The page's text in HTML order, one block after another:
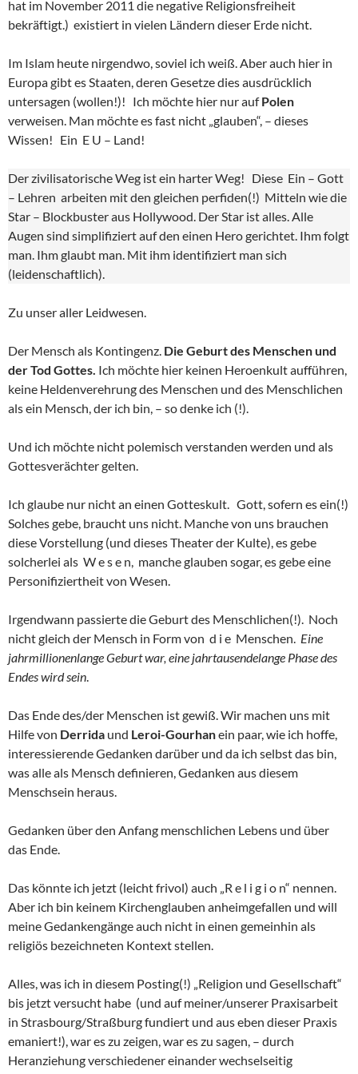
hat im November 2011 die negative Religionsfreiheit
bekräftigt.) existiert in vielen Ländern dieser Erde nicht.
Im Islam heute nirgendwo, soviel ich weiß. Aber auch hier in
Europa gibt es Staaten, deren Gesetze dies ausdrücklich
untersagen (wollen!)! Ich möchte hier nur aufPolen
verweisen. Man möchte es fast nicht „glauben“, – dieses
Wissen! Ein E U – Land!
Der zivilisatorische Weg ist ein harter Weg! Diese Ein – Gott
– Lehren arbeiten mit den gleichen perfiden(!) Mitteln wie die
Star – Blockbuster aus Hollywood. Der Star ist alles. Alle
Augen sind simplifiziert auf den einen Hero gerichtet. Ihm folgt
man. Ihm glaubt man. Mit ihm identifiziert man sich
(leidenschaftlich).
Zu unser aller Leidwesen.
Der Mensch als Kontingenz. Die Geburt des Menschen und
der Tod Gottes. Ich möchte hier keinen Heroenkult aufführen,
keine Heldenverehrung des Menschen und des Menschlichen
als ein Mensch, der ich bin, – so denke ich (!).
Und ich möchte nicht polemisch verstanden werden und als
Gottesverächter gelten.
Ich glaube nur nicht an einen Gotteskult. Gott, sofern es ein(!)
Solches gebe, braucht uns nicht. Manche von uns brauchen
diese Vorstellung (und dieses Theater der Kulte), es gebe
solcherlei als W e s e n, manche glauben sogar, es gebe eine
Personifiziertheit von Wesen.
Irgendwann passierte die Geburt des Menschlichen(!). Noch
nicht gleich der Mensch in Form von d i e Menschen. Eine
jahrmillionenlange Geburt war, eine jahrtausendelange Phase des
Endes wird sein.
Das Ende des/der Menschen ist gewiß. Wir machen uns mit
Hilfe von Derrida und Leroi-Gourhanein paar, wie ich hoffe,
interessierende Gedanken darüber und da ich selbst das bin,
was alle als Mensch definieren, Gedanken aus diesem
Menschsein heraus.
Gedanken über den Anfang menschlichen Lebens und über
das Ende.
Das könnte ich jetzt (leicht frivol) auch „R e l i g i o n“ nennen.
Aber ich bin keinem Kirchenglauben anheimgefallen und will
meine Gedankengänge auch nicht in einen gemeinhin als
religiös bezeichneten Kontext stellen.
Alles, was ich in diesem Posting(!) „Religion und Gesellschaft“
bis jetzt versucht habe (und auf meiner/unserer Praxisarbeit
in Strasbourg/Straßburg fundiert und aus eben dieser Praxis
emaniert!), war es zu zeigen, war es zu sagen, – durch
Heranziehung verschiedener einander wechselseitig